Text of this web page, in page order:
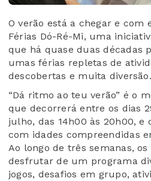
O verão está a chegar e com
Férias Dó-Ré-Mi, uma
que há quase duas décadas
umas férias repletas de
descobertas e muita diversão.
“Dá ritmo ao teu verão” é o
que decorrerá entre os dias
julho, das 14h00 às 20h00, e
com idades compreendidas
Ao longo de três semanas,
desfrutar de um programa
jogos, desafios em grupo,